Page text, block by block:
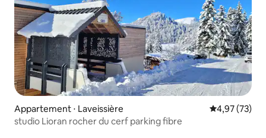
Appartement ⋅ Laveissière Évaluation
4,97 (73)
studio Lioran rocher du cerf parking fibre